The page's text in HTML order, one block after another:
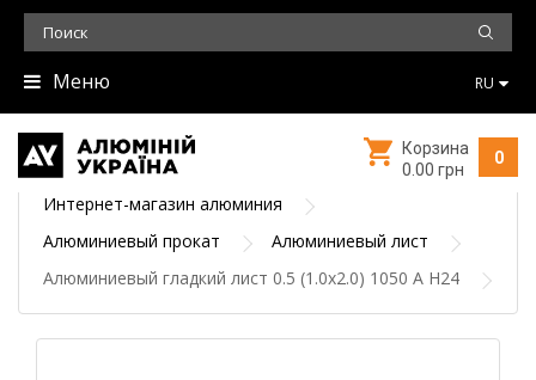
Меню RU
0
Корзина
0.00 грн
Интернет-магазин алюминия
Алюминиевый прокат
Алюминиевый лист
Алюминиевый гладкий лист 0.5 (1.0х2.0) 1050 А Н24